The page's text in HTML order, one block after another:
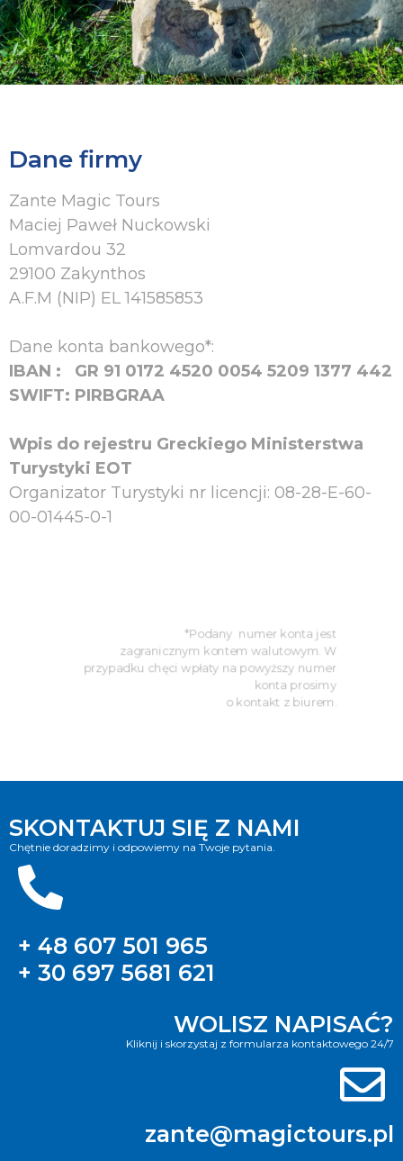
Dane firmy
Zante Magic Tours
Maciej Paweł Nuckowski
Lomvardou 32
29100 Zakynthos
A.F.M (NIP) EL 141585853
Dane konta bankowego*:
IBAN : GR 91 0172 4520 0054 5209 1377 442
SWIFT: PIRBGRAA
Wpis do rejestru Greckiego Ministerstwa
Turystyki EOT
Organizator Turystyki nr licencji: 08-28-E-60-
00-01445-0-1
*Podany numer konta jest
zagranicznym kontem walutowym. W
przypadku chęci wpłaty na powyższy numer
konta prosimy
o kontakt z biurem.
SKONTAKTUJ SIĘ Z NAMI
Chętnie doradzimy i odpowiemy na Twoje pytania.
+ 48 607 501 965
+ 30 697 5681 621
WOLISZ NAPISAĆ?
Kliknij i skorzystaj z formularza kontaktowego 24/7
zante@magictours.pl